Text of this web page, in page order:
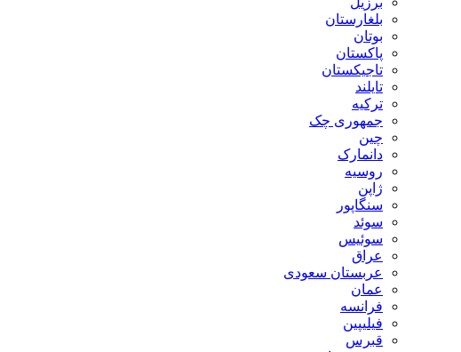
بلغارستان
بوتان
پاکستان
تاجیکستان
تایلند
ترکیه
جمهوری چک
چین
دانمارک
روسیه
ژاپن
سنگاپور
سوئد
سوئیس
عراق
عربستان سعودی
عمان
فرانسه
فیلیپین
قبرس